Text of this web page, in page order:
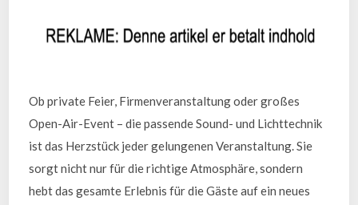
Ob private Feier, Firmenveranstaltung oder großes
Open-Air-Event – die passende Sound- und Lichttechnik
ist das Herzstück jeder gelungenen Veranstaltung. Sie
sorgt nicht nur für die richtige Atmosphäre, sondern
hebt das gesamte Erlebnis für die Gäste auf ein neues